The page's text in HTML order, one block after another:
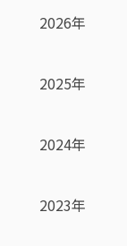
2026年
2025年
2024年
2023年